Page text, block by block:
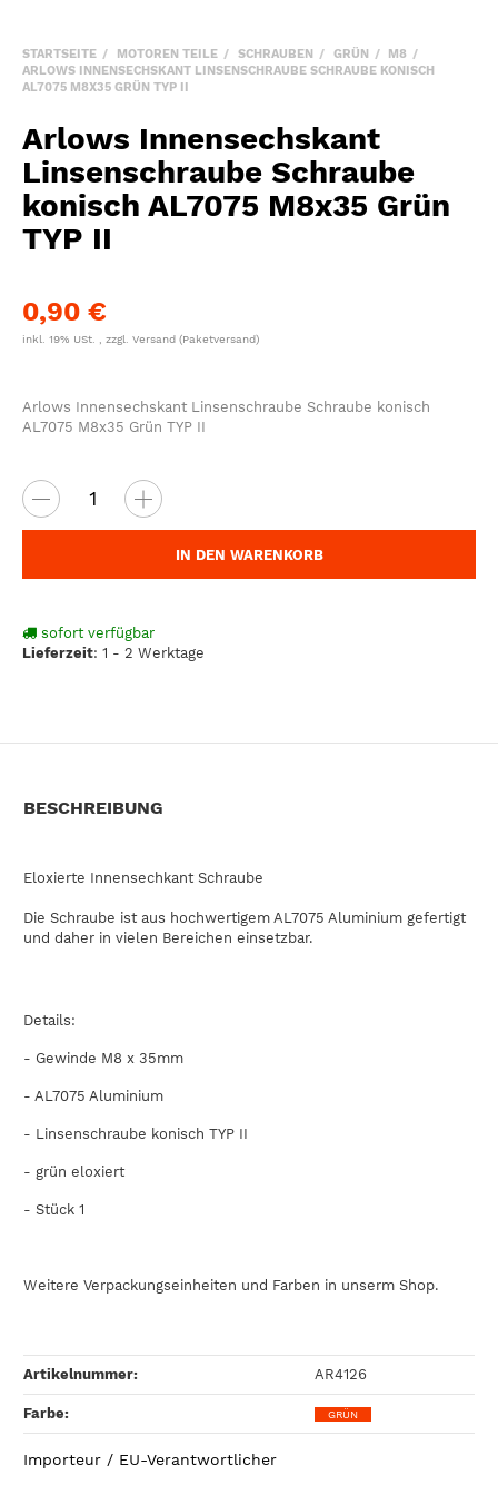
STARTSEITE MOTOREN TEILE SCHRAUBEN GRÜN
M8
ARLOWS INNENSECHSKANT LINSENSCHRAUBE SCHRAUBE KONISCH
AL7075 M8X35 GRÜN TYP II
Arlows Innensechskant
Linsenschraube Schraube
konisch AL7075 M8x35 Grün
TYP II
0,90 €
inkl. 19% USt. , zzgl. Versand (Paketversand)
Arlows Innensechskant Linsenschraube Schraube konisch
AL7075 M8x35 Grün TYP II
IN DEN WARENKORB
sofort verfügbar
Lieferzeit: 1 - 2 Werktage
BESCHREIBUNG
Eloxierte Innensechkant Schraube
Die Schraube ist aus hochwertigem AL7075 Aluminium gefertigt
und daher in vielen Bereichen einsetzbar.
Details:
- Gewinde M8 x 35mm
- AL7075 Aluminium
- Linsenschraube konisch TYP II
- grün eloxiert
- Stück 1
Weitere Verpackungseinheiten und Farben in unserm Shop.
Artikelnummer: AR4126
Farbe‍: GRÜN
Importeur / EU-Verantwortlicher